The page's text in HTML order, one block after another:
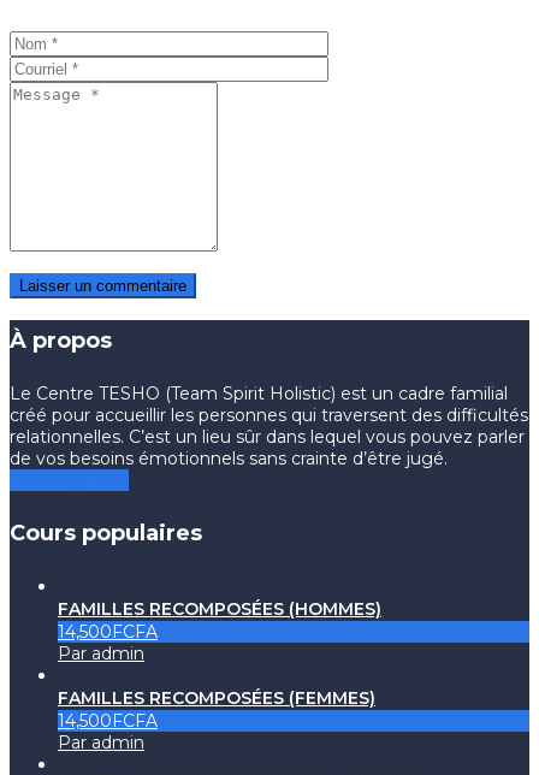
À propos
Le Centre TESHO (Team Spirit Holistic) est un cadre familial
créé pour accueillir les personnes qui traversent des difficultés
relationnelles. C’est un lieu sûr dans lequel vous pouvez parler
de vos besoins émotionnels sans crainte d’être jugé.
Cours populaires
FAMILLES RECOMPOSÉES (HOMMES)
14,500FCFA
Par admin
FAMILLES RECOMPOSÉES (FEMMES)
14,500FCFA
Par admin